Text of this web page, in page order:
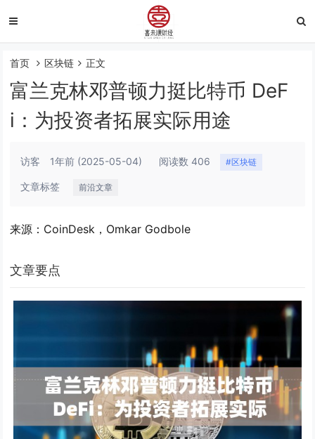
首页 区块链 正文
富兰克林邓普顿力挺比特币 DeF
i：为投资者拓展实际用途
访客 1年前 (2025-05-04) 阅读数 406 #区块链
文章标签 前沿文章
来源：CoinDesk，Omkar Godbole
文章要点